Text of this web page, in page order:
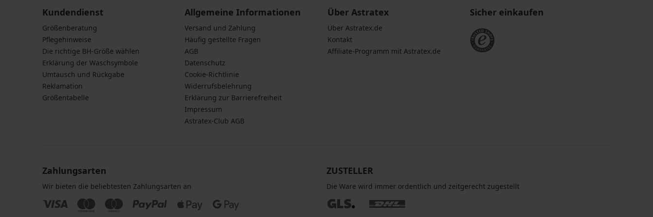
Kundendienst
Größenberatung
Pflegehinweise
Die richtige BH-Größe wählen
Erklärung der Waschsymbole
Umtausch und Rückgabe
Reklamation
Größentabelle
Allgemeine Informationen
Versand und Zahlung
Häufig gestellte Fragen
AGB
Datenschutz
Cookie-Richtlinie
Widerrufsbelehrung
Erklärung zur Barrierefreiheit
Impressum
Astratex-Club AGB
Über Astratex
Über Astratex.de
Kontakt
Affiliate-Programm mit Astratex.de
Sicher einkaufen
Zahlungsarten
Wir bieten die beliebtesten Zahlungsarten an
ZUSTELLER
Die Ware wird immer ordentlich und zeitgerecht zugestellt